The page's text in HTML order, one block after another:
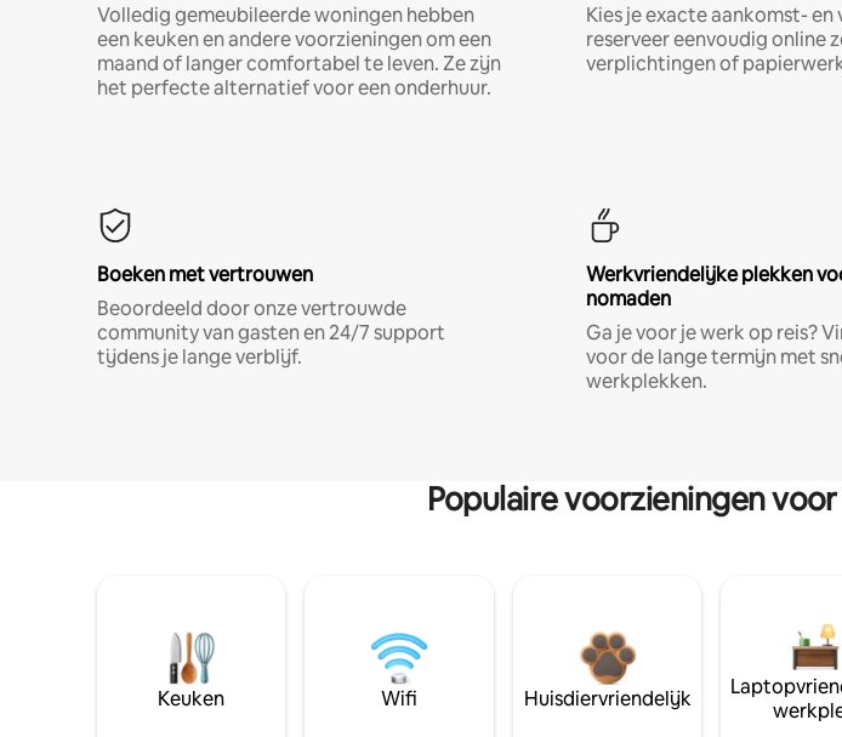
Volledig gemeubileerde woningen hebben
een keuken en andere voorzieningen om een
maand of langer comfortabel te leven. Ze zijn
het perfecte alternatief voor een onderhuur.
Kies je exacte aankomst-
reserveer eenvoudig online
verplichtingen of
Boeken met vertrouwen
Beoordeeld door onze vertrouwde
community van gasten en 24/7 support
tijdens je lange verblijf.
Werkvriendelijke plekken
nomaden
Ga je voor je werk op reis?
voor de lange termijn met
werkplekken.
Populaire voorzieningen
Keuken Wifi Huisdiervriendelijk